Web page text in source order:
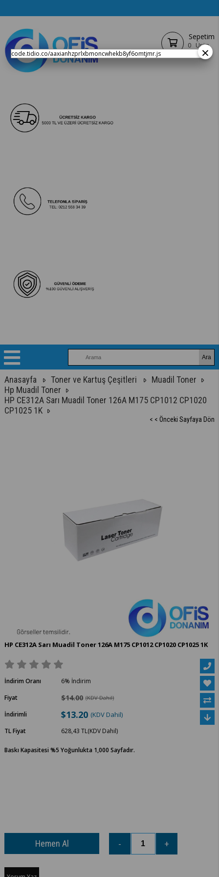
Sepetim
0 Ürün
Anasayfa Toner ve Kartuş Çeşitleri
Muadil Toner
Hp Muadil Toner
HP CE312A Sarı Muadil Toner 126A M175 CP1012 CP1020
CP1025 1K
< < Önceki Sayfaya Dön
HP CE312A Sarı Muadil Toner 126A M175 CP1012 CP1020 CP1025 1K
İndirim Oranı %
6
İndirim
Fiyat
$14.00 (KDV Dahil)
İndirimli $13.20 (KDV Dahil)
TL Fiyat 628,43 TL(KDV Dahil)
Baskı Kapasitesi %5 Yoğunlukta 1,000 Sayfadır.
×
code.tidio.co/aaxianhzprlxbmoncwhekb8yf6omtjmr.js